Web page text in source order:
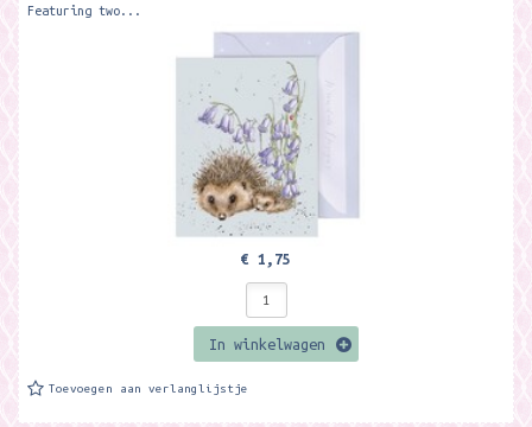
Featuring two...
€ 1,75
In winkelwagen
Toevoegen aan verlanglijstje